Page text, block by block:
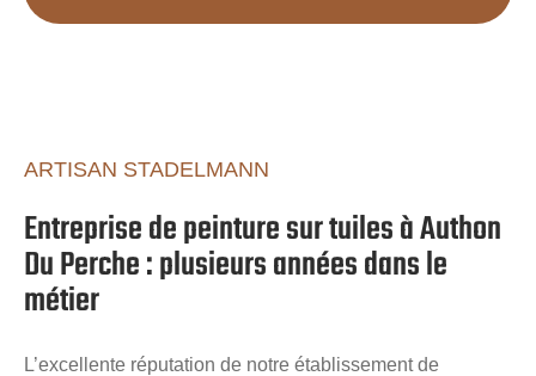
ARTISAN STADELMANN
Entreprise de peinture sur tuiles à Authon
Du Perche : plusieurs années dans le
métier
L’excellente réputation de notre établissement de